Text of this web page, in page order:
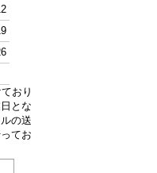
おり
とな
の送
てお